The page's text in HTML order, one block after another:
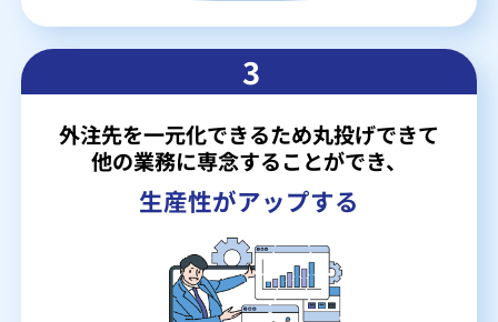
3
外注先を一元化できるため丸投げできて
他の業務に専念することができ、
生産性がアップする